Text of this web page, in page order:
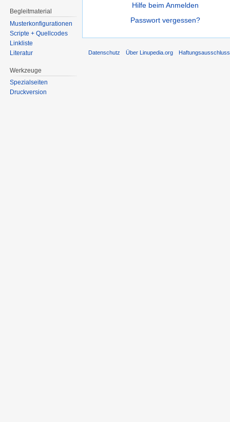
Hilfe beim Anmelden
Passwort vergessen?
Begleitmaterial
Musterkonfigurationen
Scripte + Quellcodes
Linkliste
Literatur
Werkzeuge
Spezialseiten
Druckversion
Datenschutz Über Linupedia.org Haftungsausschluss